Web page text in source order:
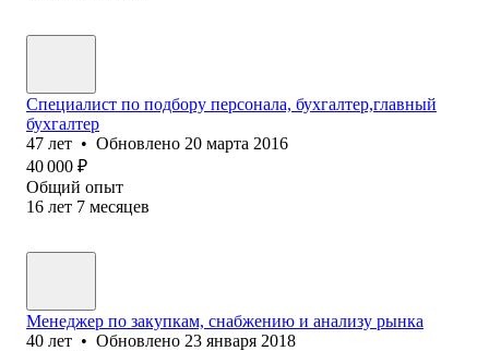
Специалист по подбору персонала, бухгалтер,главный
бухгалтер
47 лет • Обновлено 20 марта 2016
40 000 ₽
Общий опыт
16 лет 7 месяцев
Менеджер по закупкам, снабжению и анализу рынка
40 лет • Обновлено 23 января 2018